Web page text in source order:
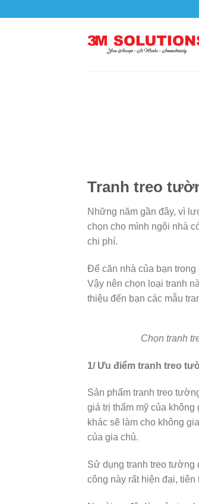
Tranh treo
Những năm gần đây, vì
chọn cho mình ngôi nhà
chi phí.
Để căn nhà của bạn
Vậy nên chọn loại tranh
thiệu đến bạn các mẫu
Chọn tranh
1/ Ưu điểm tranh treo
Sản phẩm tranh treo
giá trị thẩm mỹ của
khác sẽ làm cho không
của gia chủ.
Sử dụng tranh treo
công này rất hiện đại,